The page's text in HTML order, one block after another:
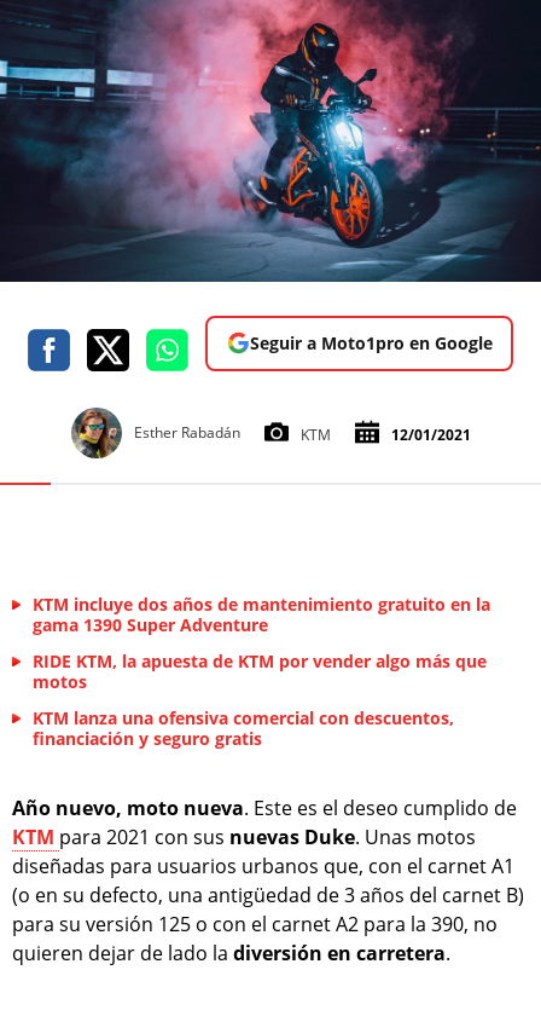
Seguir a Moto1pro en Google
Esther Rabadán KTM 12/01/2021
KTM incluye dos años de mantenimiento gratuito en la
gama 1390 Super Adventure
RIDE KTM, la apuesta de KTM por vender algo más que
motos
KTM lanza una ofensiva comercial con descuentos,
financiación y seguro gratis
Año nuevo, moto nueva. Este es el deseo cumplido de
KTM para 2021 con sus nuevas Duke. Unas motos
diseñadas para usuarios urbanos que, con el carnet A1
(o en su defecto, una antigüedad de 3 años del carnet B)
para su versión 125 o con el carnet A2 para la 390, no
quieren dejar de lado la diversión en carretera.